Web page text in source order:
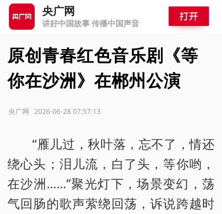
央广网
讲好中国故事 传播中国声音
原创青春红色音乐剧《等
你在沙洲》在郴州公演
2026-06-28 07:57:13
央广网
“雁儿过，秋叶落，忘不了，情还
绕心头；泪儿流，白了头，等你哟，
在沙洲……”聚光灯下，场景变幻，荡
气回肠的歌声萦绕回荡，诉说跨越时